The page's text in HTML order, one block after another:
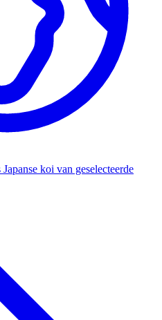
Japanse koi van geselecteerde